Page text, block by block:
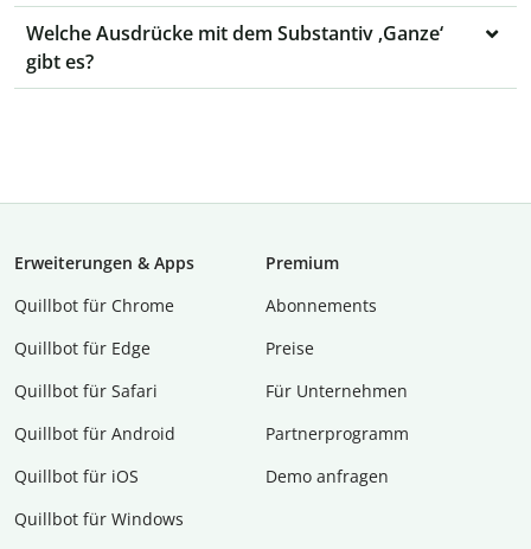
Welche Ausdrücke mit dem Substantiv ‚Ganze‘
gibt es?
Erweiterungen & Apps
Quillbot für Chrome
Quillbot für Edge
Quillbot für Safari
Quillbot für Android
Quillbot für iOS
Quillbot für Windows
Premium
Abon­ne­ments
Preise
Für Unternehmen
Partnerprogramm
Demo anfragen